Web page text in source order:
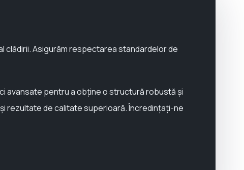
clădirii. Asigurăm respectarea standardelor de
avansate pentru a obține o structură robustă și
rezultate de calitate superioară. Încredințați-ne